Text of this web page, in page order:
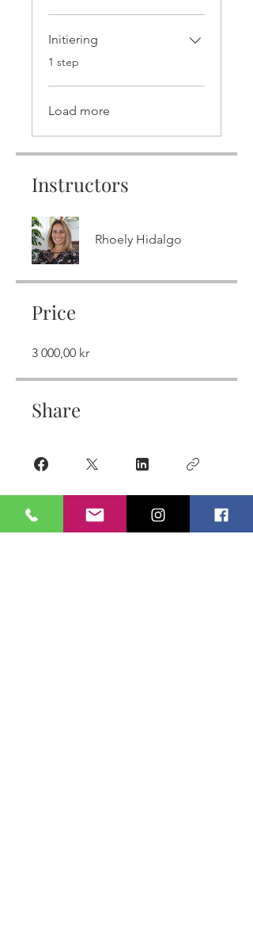
Initiering
.1 step
Load more
Instructors
Rhoely Hidalgo
Price
3 000,00 kr
Share
Request to Join